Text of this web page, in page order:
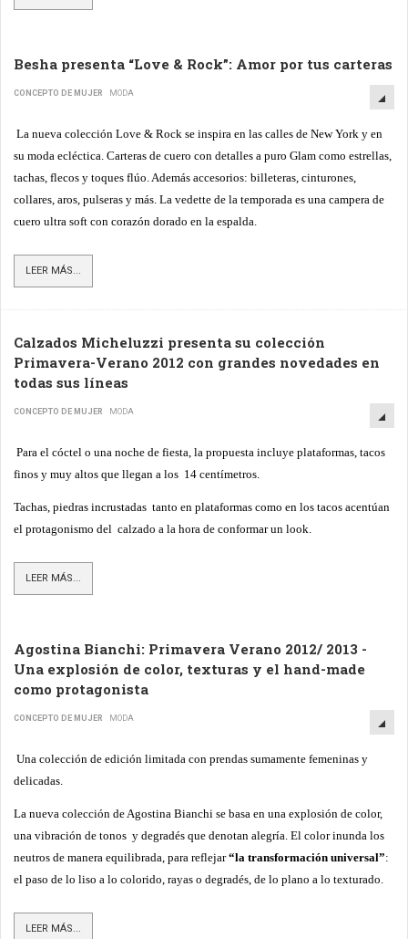
Besha presenta “Love & Rock”: Amor por tus carteras
CONCEPTO DE MUJER MODA
La nueva colección Love & Rock se inspira en las calles de New York y en
su moda ecléctica. Carteras de cuero con detalles a puro Glam como estrellas,
tachas, flecos y toques flúo. Además accesorios: billeteras, cinturones,
collares, aros, pulseras y más. La vedette de la temporada es una campera de
cuero ultra soft con corazón dorado en la espalda.
LEER MÁS...
Calzados Micheluzzi presenta su colección
Primavera-Verano 2012 con grandes novedades en
todas sus líneas
CONCEPTO DE MUJER MODA
Para el cóctel o una noche de fiesta, la propuesta incluye plataformas, tacos
finos y muy altos que llegan a los 14 centímetros.
Tachas, piedras incrustadas tanto en plataformas como en los tacos acentúan
el protagonismo del calzado a la hora de conformar un look.
LEER MÁS...
Agostina Bianchi: Primavera Verano 2012/ 2013 -
Una explosión de color, texturas y el hand-made
como protagonista
CONCEPTO DE MUJER MODA
Una colección de edición limitada con prendas sumamente femeninas y
delicadas.
La nueva colección de Agostina Bianchi se basa en una explosión de color,
una vibración de tonos y degradés que denotan alegría. El color inunda los
neutros de manera equilibrada, para reflejar“la transformación universal”:
el paso de lo liso a lo colorido, rayas o degradés, de lo plano a lo texturado.
LEER MÁS...